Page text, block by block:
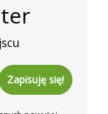
Zapisuję się!